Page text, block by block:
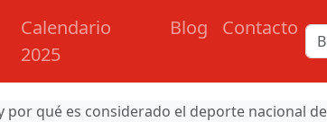
Calendario
2025
Blog Contacto
qué es considerado el deporte nacional